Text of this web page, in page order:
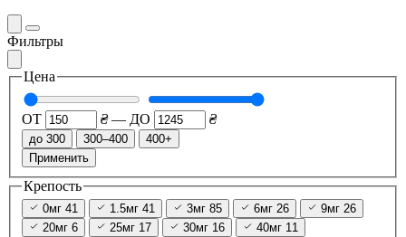
Фильтры
Цена
ОТ ₴ — ДО ₴
до 300 300–400
400+
Применить
Крепость
0мг 41 1.5мг 41 3мг 85 6мг 26 9мг 26
20мг 6 25мг 17 30мг 16 40мг 11